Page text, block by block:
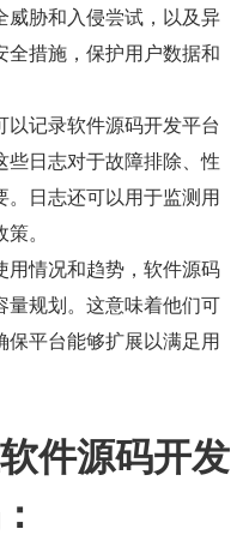
威胁和入侵尝试，以及异
措施，保护用户数据和
记录软件源码开发平台
日志对于故障排除、性
日志还可以用于监测用
。
用情况和趋势，软件源码
量规划。这意味着他们可
平台能够扩展以满足用
件源码开发